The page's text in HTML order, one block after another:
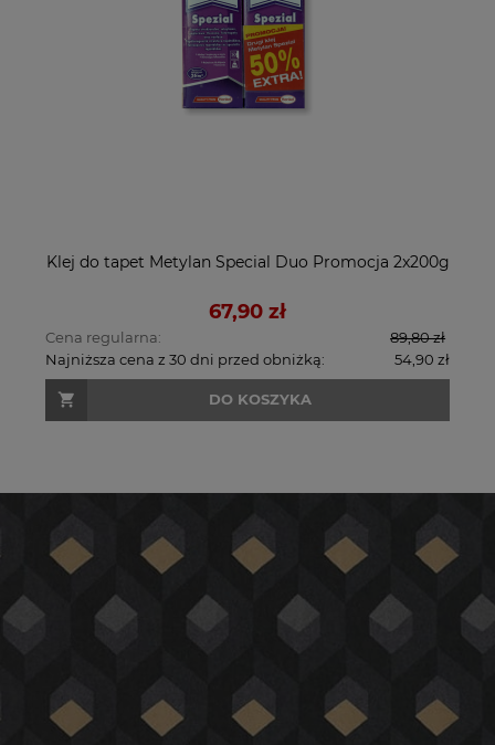
Klej do tapet Metylan Special Duo Promocja 2x200g
67,90 zł
Cena regularna:
89,80 zł
Najniższa cena z 30 dni przed obniżką:
54,90 zł
DO KOSZYKA